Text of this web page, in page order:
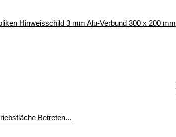
Hinweisschild 3 mm Alu-Verbund 300 x 200 mm